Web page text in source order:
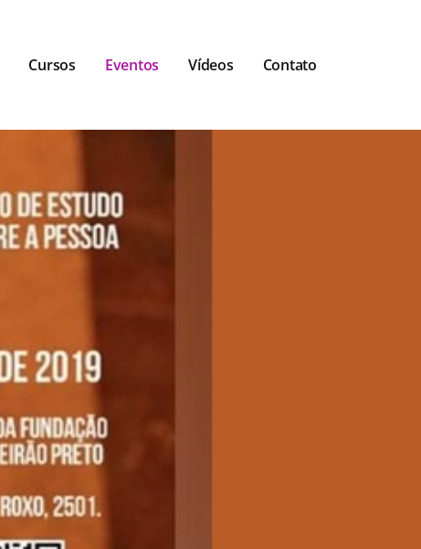
Cursos Eventos Vídeos Contato